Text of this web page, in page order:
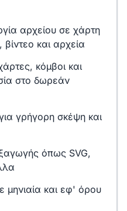
αρχείου σε χάρτη
και αρχεία
κόμβοι και
στο δωρεάν
γρήγορη σκέψη και
όπως SVG,
μηνιαία και εφ' όρου